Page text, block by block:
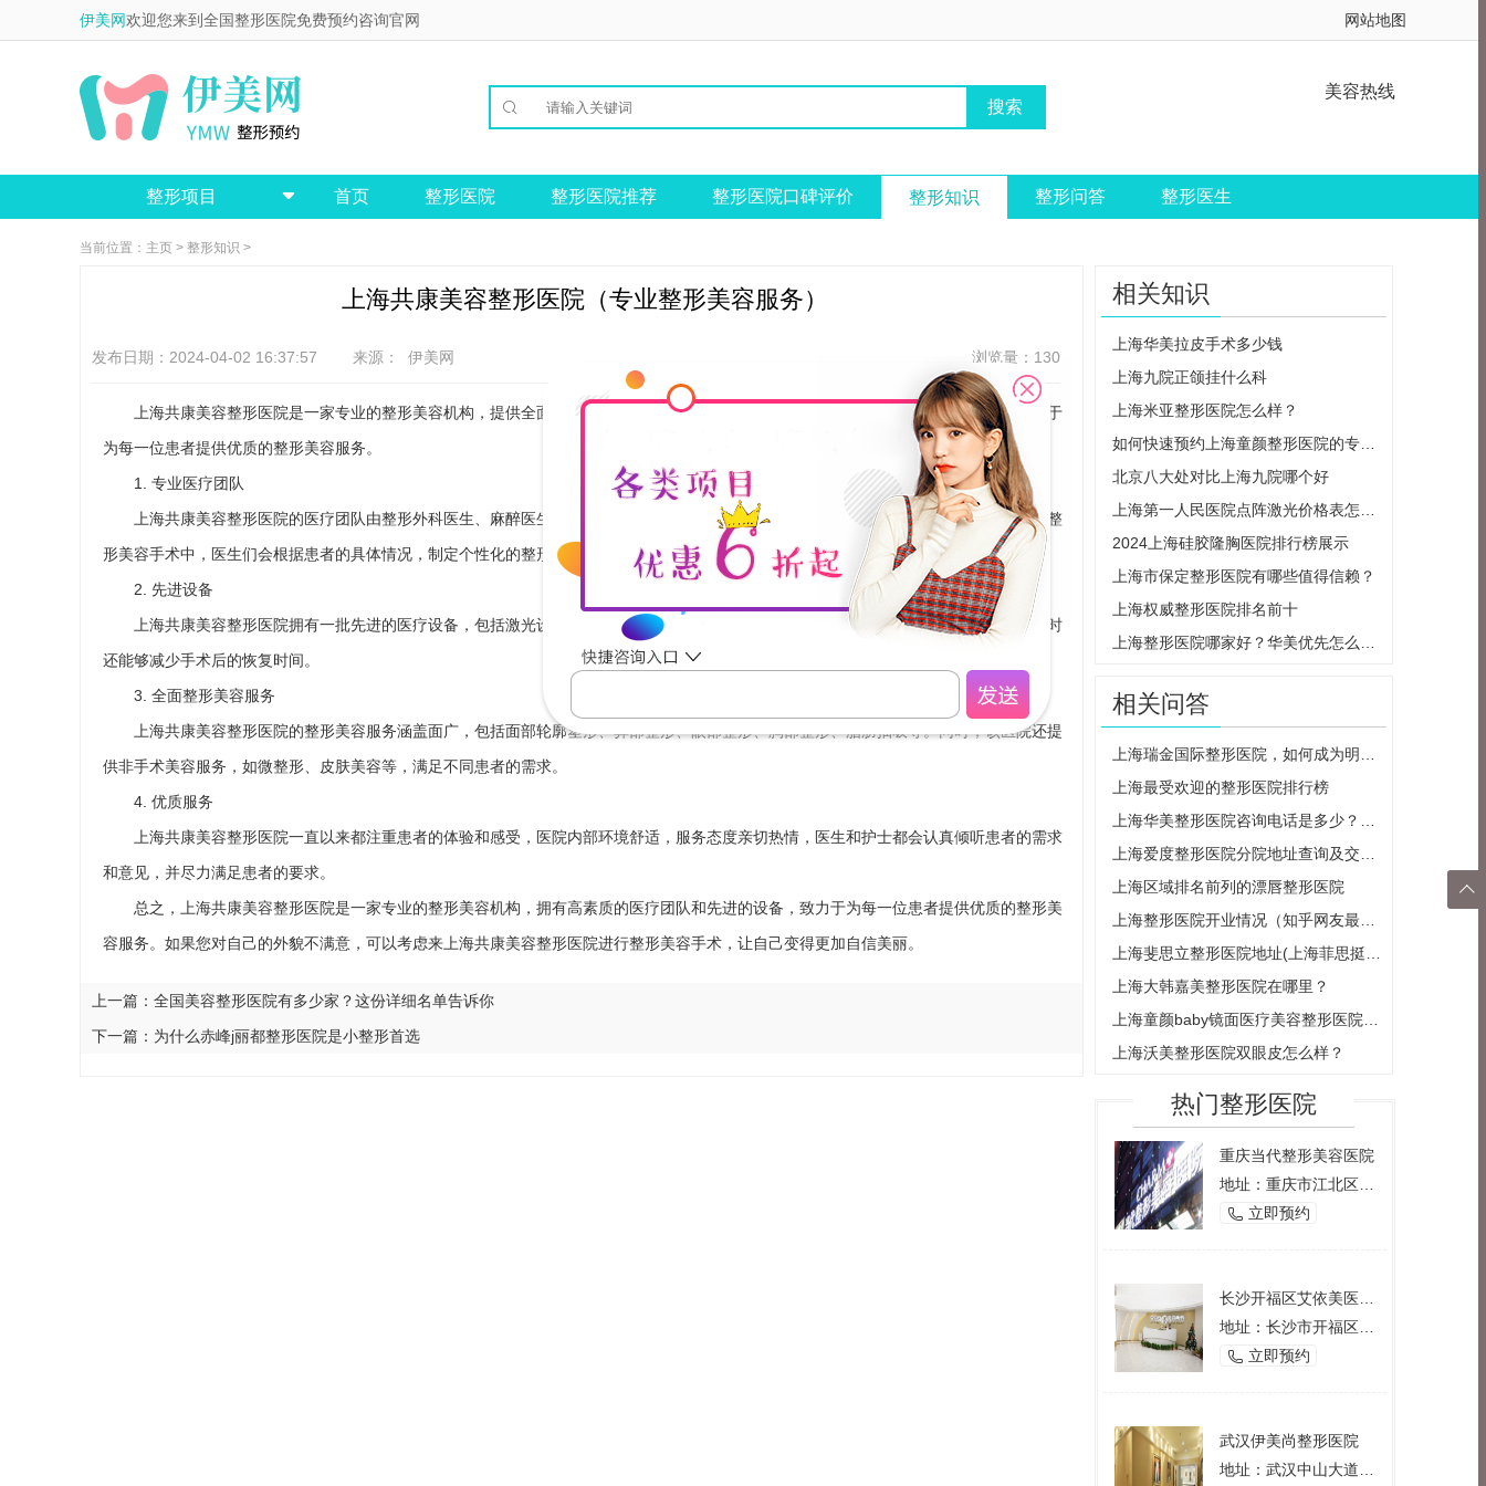
伊美网欢迎您来到全国整形医院免费预约咨询官网 网站地图

美容热线
整形项目  首页 整形医院 整形医院推荐 整形医院口碑评价 整形知识 整形问答 整形医生
当前位置： 主页 > 整形知识 >
上海共康美容整形医院（专业整形美容服务）
发布日期：2024-04-02 16:37:57 来源： 伊美网 浏览量：130
上海共康美容整形医院是一家专业的整形美容机构，提供全面的整形美容服务。该医院拥有一支高素质的医疗团队和先进的设备，致力于
为每一位患者提供优质的整形美容服务。
1. 专业医疗团队
上海共康美容整形医院的医疗团队由整形外科医生、麻醉医生、护士等专业人员组成，他们拥有丰富的临床经验和专业的技术水平。在整
形美容手术中，医生们会根据患者的具体情况，制定个性化的整形美容方案，确保手术效果。
2. 先进设备
上海共康美容整形医院拥有一批先进的医疗设备，包括激光设备、微针、注射器等。这些设备能够有效地提高手术的安全性和效率，同时
还能够减少手术后的恢复时间。
3. 全面整形美容服务
上海共康美容整形医院的整形美容服务涵盖面广，包括面部轮廓塑形、鼻部整形、眼部整形、胸部整形、脂肪抽吸等。同时，该医院还提
供非手术美容服务，如微整形、皮肤美容等，满足不同患者的需求。
4. 优质服务
上海共康美容整形医院一直以来都注重患者的体验和感受，医院内部环境舒适，服务态度亲切热情，医生和护士都会认真倾听患者的需求
和意见，并尽力满足患者的要求。
总之，上海共康美容整形医院是一家专业的整形美容机构，拥有高素质的医疗团队和先进的设备，致力于为每一位患者提供优质的整形美
容服务。如果您对自己的外貌不满意，可以考虑来上海共康美容整形医院进行整形美容手术，让自己变得更加自信美丽。
上一篇： 全国美容整形医院有多少家？这份详细名单告诉你
下一篇： 为什么赤峰j丽都整形医院是小整形首选
相关知识
上海华美拉皮手术多少钱
上海九院正颌挂什么科
上海米亚整形医院怎么样？
北京八大处对比上海九院哪个好
2024上海硅胶隆胸医院排行榜展示
上海市保定整形医院有哪些值得信赖？
上海权威整形医院排名前十
相关问答
上海最受欢迎的整形医院排行榜
上海区域排名前列的漂唇整形医院
上海大韩嘉美整形医院在哪里？
上海沃美整形医院双眼皮怎么样？
热门整形医院
重庆当代整形美容医院
 立即预约
 立即预约
武汉伊美尚整形医院
